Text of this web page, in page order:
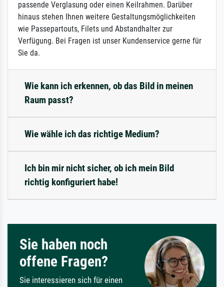
passende Verglasung oder einen Keilrahmen. Darüber
hinaus stehen Ihnen weitere Gestaltungsmöglichkeiten
wie Passepartouts, Filets und Abstandhalter zur
Verfügung. Bei Fragen ist unser Kundenservice gerne für
Sie da.
Wie kann ich erkennen, ob das Bild in meinen
Raum passt?
Wie wähle ich das richtige Medium?
Ich bin mir nicht sicher, ob ich mein Bild
richtig konfiguriert habe!
Sie haben noch
offene Fragen?
Sie interessieren sich für einen